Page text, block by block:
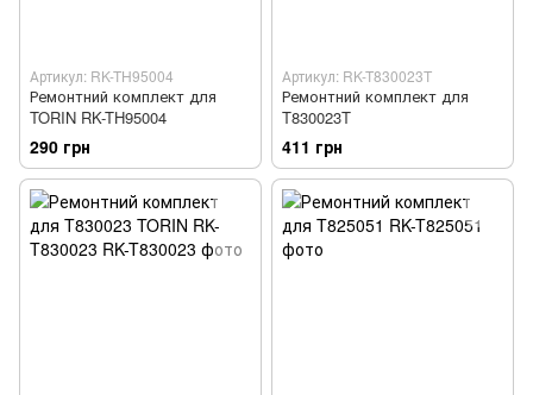
Артикул: RK-TH95004
Ремонтний комплект для
TORIN RK-TH95004
290 грн
Артикул: RK-T830023T
Ремонтний комплект для
T830023T
411 грн